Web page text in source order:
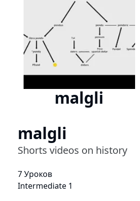
malgli
malgli
Shorts videos on history
7 Уроков
Intermediate 1